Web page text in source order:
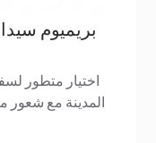
بريميوم
اختيار متطور